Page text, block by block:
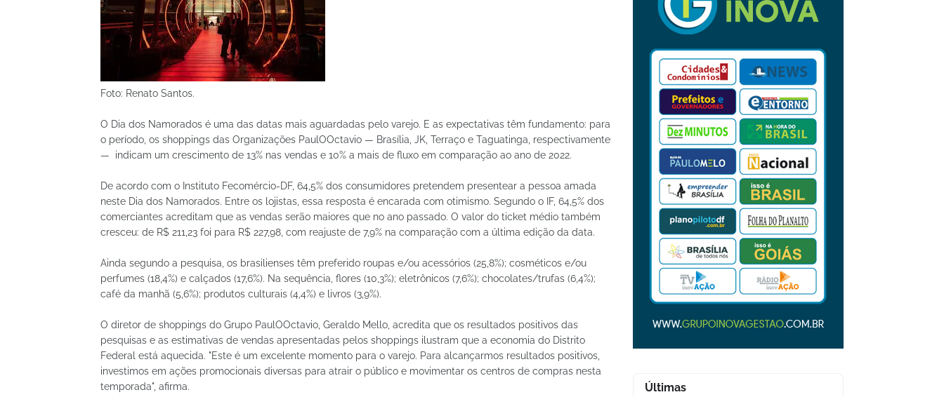
Foto: Renato Santos.
O Dia dos Namorados é uma das datas mais aguardadas pelo varejo. E as expectativas têm fundamento: para
o período, os shoppings das Organizações PaulOOctavio — Brasília, JK, Terraço e Taguatinga, respectivamente
— indicam um crescimento de 13% nas vendas e 10% a mais de fluxo em comparação ao ano de 2022.
De acordo com o Instituto Fecomércio-DF, 64,5% dos consumidores pretendem presentear a pessoa amada
neste Dia dos Namorados. Entre os lojistas, essa resposta é encarada com otimismo. Segundo o IF, 64,5% dos
comerciantes acreditam que as vendas serão maiores que no ano passado. O valor do ticket médio também
cresceu: de R$ 211,23 foi para R$ 227,98, com reajuste de 7,9% na comparação com a última edição da data.
Ainda segundo a pesquisa, os brasilienses têm preferido roupas e/ou acessórios (25,8%); cosméticos e/ou
perfumes (18,4%) e calçados (17,6%). Na sequência, flores (10,3%); eletrônicos (7,6%); chocolates/trufas (6,4%);
café da manhã (5,6%); produtos culturais (4,4%) e livros (3,9%).
O diretor de shoppings do Grupo PaulOOctavio, Geraldo Mello, acredita que os resultados positivos das
pesquisas e as estimativas de vendas apresentadas pelos shoppings ilustram que a economia do Distrito
Federal está aquecida. "Este é um excelente momento para o varejo. Para alcançarmos resultados positivos,
investimos em ações promocionais diversas para atrair o público e movimentar os centros de compras nesta
temporada", afirma.
Últimas